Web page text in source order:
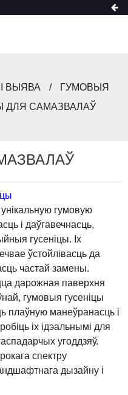
ВЫЯВА
ГУМОВЫЯ
ДЛЯ САМАЗВАЛАЎ
гумовую
і даўгавечнасць,
гусеніцы. Іх
ўстойлівасць да
частай замены.
дарожная паверхня
гумовыя гусеніцы
плаўную манеўранасць і
іх ідэальнымі для
угоддзяў.
спектру
дызайну і